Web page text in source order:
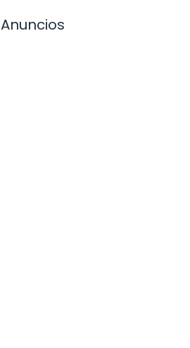
Anuncios